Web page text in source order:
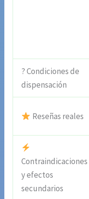
? Condiciones de
dispensación
Reseñas reales
Contraindicaciones
y efectos
secundarios